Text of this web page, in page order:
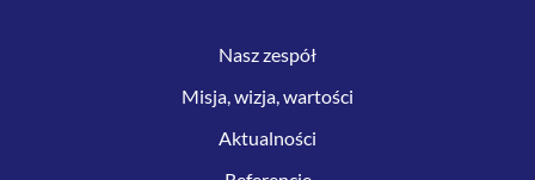
Nasz zespół
Misja, wizja, wartości
Aktualności